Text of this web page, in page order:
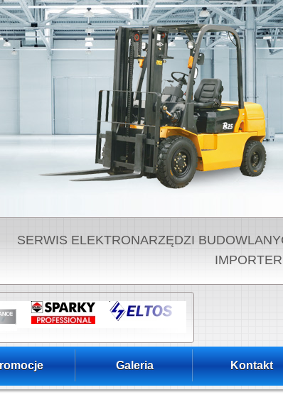
SERWIS ELEKTRONARZĘDZI
Galeria Kontakt